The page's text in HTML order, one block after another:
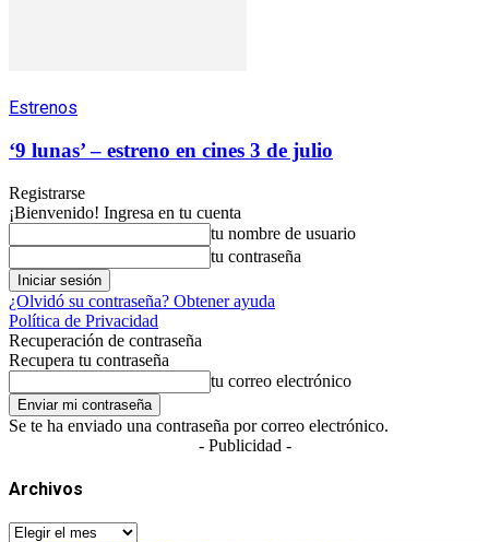
Estrenos
‘9 lunas’ – estreno en cines 3 de julio
Registrarse
¡Bienvenido! Ingresa en tu cuenta
tu nombre de usuario
tu contraseña
¿Olvidó su contraseña? Obtener ayuda
Política de Privacidad
Recuperación de contraseña
Recupera tu contraseña
tu correo electrónico
Se te ha enviado una contraseña por correo electrónico.
- Publicidad -
Archivos
Archivos